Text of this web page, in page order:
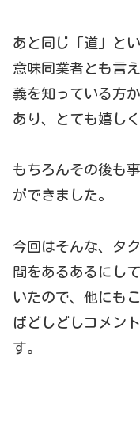
あと同じ「道」と
意味同業者とも言
義を知っている方
あり、とても嬉し
もちろんその後も
ができました。
今回はそんな、タ
間をあるあるにし
いたので、他にも
ばどしどしコメン
す。